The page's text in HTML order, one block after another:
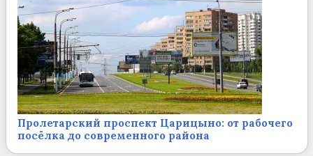
Пролетарский проспект Царицыно: от рабочего
посёлка до современного района